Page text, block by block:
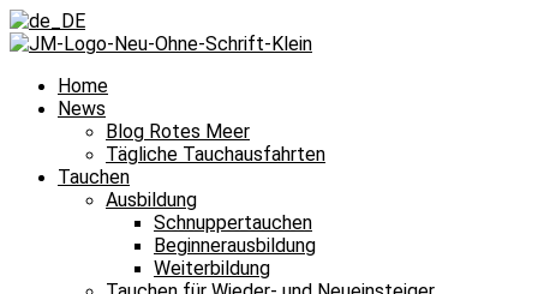
Home
News
Blog Rotes Meer
Tägliche Tauchausfahrten
Tauchen
Ausbildung
Schnuppertauchen
Beginnerausbildung
Weiterbildung